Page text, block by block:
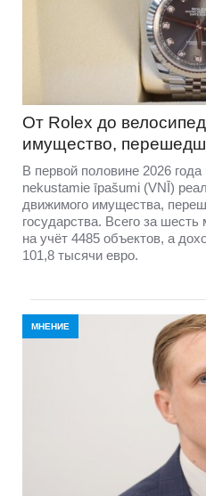
От Rolex до
имущество,
В первой половине 2026 года
nekustamie īpašumi (VNĪ)
движимого имущества,
государства. Всего за
на учёт 4485 объектов, а
101,8 тысячи евро.
МНЕНИЕ